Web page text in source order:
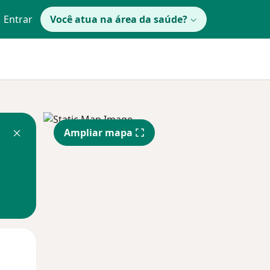
Entrar Você atua na área da saúde?
Ampliar mapa